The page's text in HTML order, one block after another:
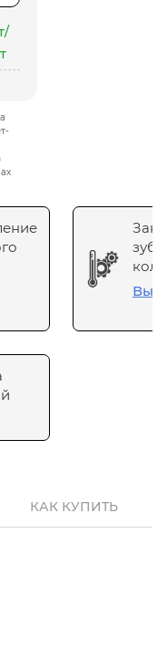
КАК КУПИТЬ